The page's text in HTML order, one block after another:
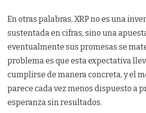
En otras palabras, XRP no es una
sustentada en cifras, sino una
eventualmente sus promesas se
problema es que esta expectativa
cumplirse de manera concreta, y el
parece cada vez menos dispuesto a
esperanza sin resultados.